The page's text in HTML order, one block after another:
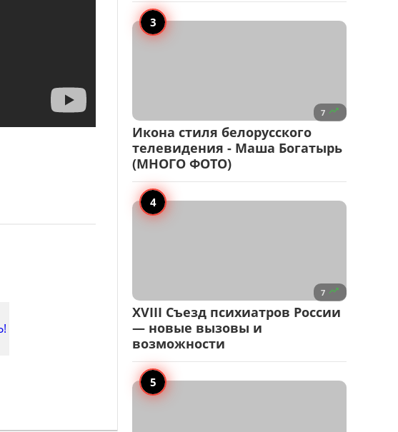
7 
Икона стиля белорусского
телевидения - Маша Богатырь
(МНОГО ФОТО)
7 
XVIII Съезд психиатров России
— новые вызовы и
возможности